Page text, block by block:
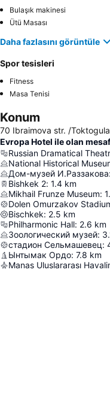
Bulaşık makinesi
Ütü Masası
Daha fazlasını görüntüle
Spor tesisleri
Fitness
Masa Tenisi
Konum
70 Ibraimova str. /
Evropa Hotel ile olan
Russian Dramatical
National Historical
Дом-музей И.Раззакова:
Bishkek 2: 1.4 km
Mikhail Frunze Museum:
Dolen Omurzakov
Bischkek: 2.5 km
Philharmonic Hall: 2.6 km
Зоологический музей:
стадион Сельмашевец:
Ынтымак Ордо: 7.8 km
Manas Uluslararası